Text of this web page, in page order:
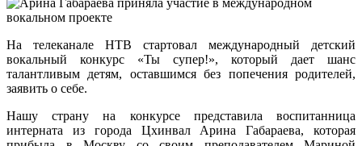
На телеканале НТВ стартовал международный детский
вокальный конкурс «Ты супер!», который дает шанс
талантливым детям, оставшимся без попечения родителей,
заявить о себе.
Нашу страну на конкурсе представила воспитанница
интерната из города Цхинвал Арина Габараева, которая